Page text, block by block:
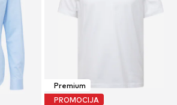
Premium
PROMOCIJA